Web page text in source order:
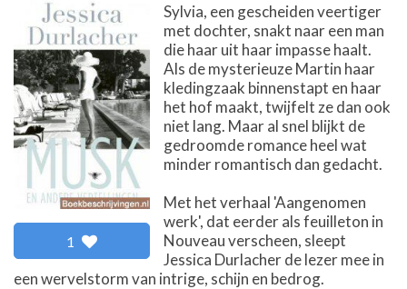
1
Sylvia, een gescheiden veertiger
met dochter, snakt naar een man
die haar uit haar impasse haalt.
Als de mysterieuze Martin haar
kledingzaak binnenstapt en haar
het hof maakt, twijfelt ze dan ook
niet lang. Maar al snel blijkt de
gedroomde romance heel wat
minder romantisch dan gedacht.
Met het verhaal 'Aangenomen
werk', dat eerder als feuilleton in
Nouveau verscheen, sleept
Jessica Durlacher de lezer mee in
een wervelstorm van intrige, schijn en bedrog.